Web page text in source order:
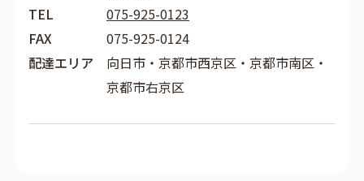
TEL
075-925-0123
FAX
075-925-0124
配達エリア
向日市・京都市西京区・京都市南区・
京都市右京区